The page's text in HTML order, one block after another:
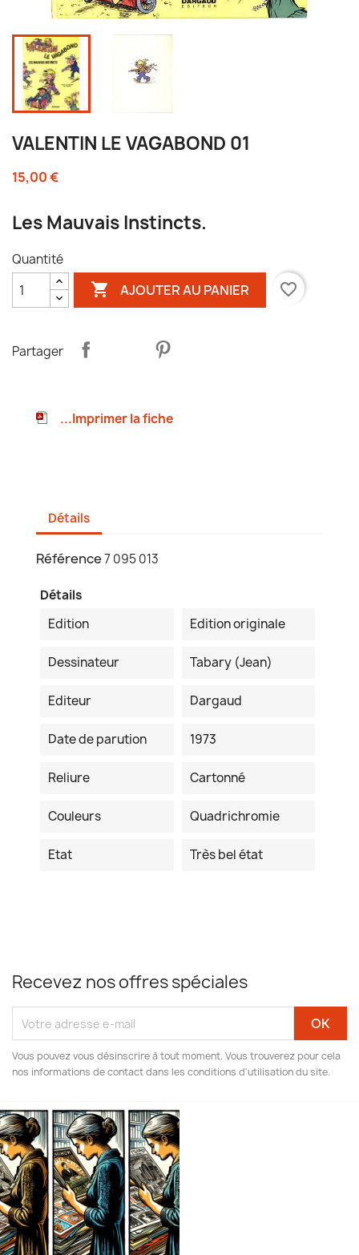
VALENTIN LE VAGABOND 01
15,00 €
Les Mauvais Instincts.
Quantité
 AJOUTER AU PANIER favorite_border
Partager
...Imprimer la fiche
Détails
Référence7 095 013
Détails
Edition
Edition originale
Dessinateur Tabary (Jean)
Editeur Dargaud
Date de parution 1973
Reliure Cartonné
Couleurs Quadrichromie
Etat Très bel état
Recevez nos offres spéciales
Vous pouvez vous désinscrire à tout moment. Vous trouverez pour cela
nos informations de contact dans les conditions d'utilisation du site.